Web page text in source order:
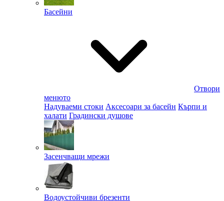
Басейни
Отвори
менюто
Надуваеми стоки Аксесоари за басейн Кърпи и
халати Градински душове
Засенчващи мрежи
Водоустойчиви брезенти